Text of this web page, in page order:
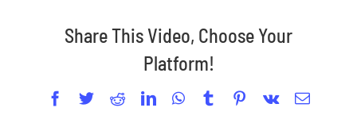
Share This Video, Choose Your
Platform!
Facebook
TwitterRedditLinkedInWhatsApp
TumblrPinterest
Vk Email